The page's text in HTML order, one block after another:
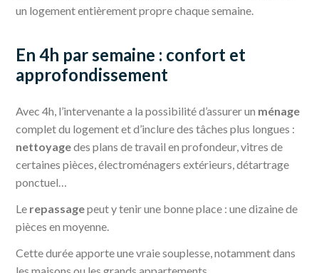
un logement entièrement propre chaque semaine.
En 4h par semaine : confort et
approfondissement
Avec 4h, l’intervenante a la possibilité d’assurer un ménage
complet du logement et d’inclure des tâches plus longues :
nettoyagedes plans de travail en profondeur, vitres de
certaines pièces, électroménagers extérieurs, détartrage
ponctuel…
Le repassagepeut y tenir une bonne place : une dizaine de
pièces en moyenne.
Cette durée apporte une vraie souplesse, notamment dans